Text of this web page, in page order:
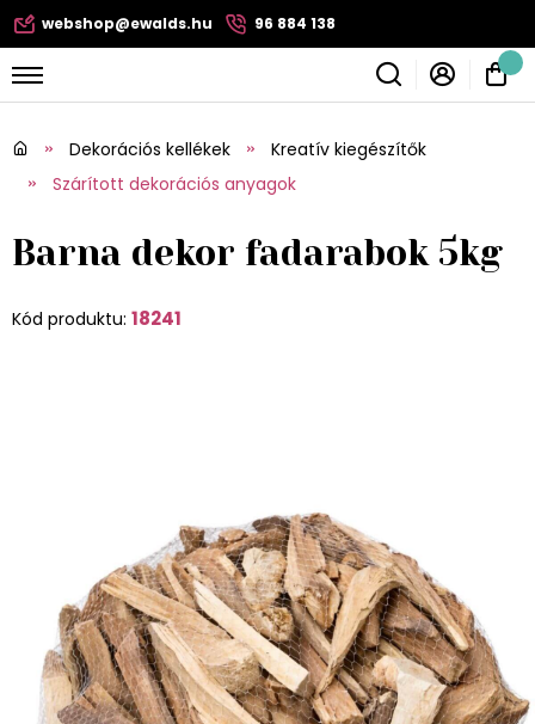
webshop@ewalds.hu 96 884 138
Dekorációs kellékek
Kreatív kiegészítők
Szárított dekorációs anyagok
Barna dekor fadarabok 5kg
Kód produktu: 18241